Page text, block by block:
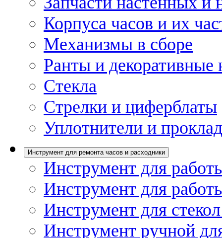
Корпуса часов и их
Механизмы в сборе
Ранты и декоративные
Стекла
Стрелки и циферблаты
Уплотнители и
Инструмент для ремонта часов и расходники
Инструмент для
Инструмент для
Инструмент для
Инструмент ручной